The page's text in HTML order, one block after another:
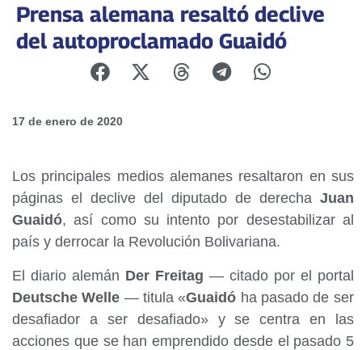
Prensa alemana resaltó declive
del autoproclamado Guaidó
17 de enero de 2020
Los principales medios alemanes resaltaron en sus
páginas el declive del diputado de derecha Juan
Guaidó, así como su intento por desestabilizar al
país y derrocar la Revolución Bolivariana.
El diario alemán Der Freitag — citado por el portal
Deutsche Welle — titula «Guaidó ha pasado de ser
desafiador a ser desafiado» y se centra en las
acciones que se han emprendido desde el pasado 5